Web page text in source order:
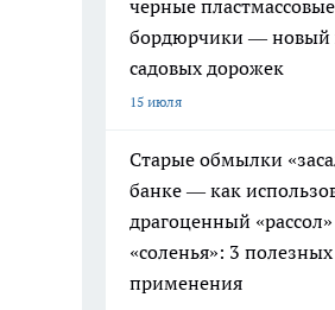
черные пластмассовые
бордюрчики — новый
садовых дорожек
15 июля
Старые обмылки
банке — как
драгоценный
«соленья»: 3 полезных
применения